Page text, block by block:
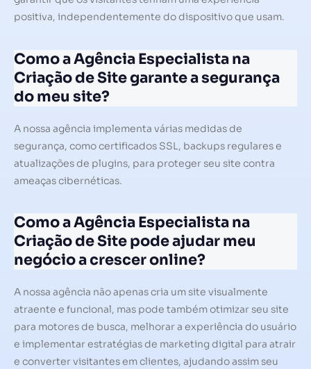
positiva, independentemente do dispositivo que usam.
Como a Agência Especialista na
Criação de Site garante a segurança
do meu site?
A nossa agência implementa várias medidas de
segurança, como certificados SSL, backups regulares e
atualizações de plugins, para proteger seu site contra
ameaças cibernéticas.
Como a Agência Especialista na
Criação de Site pode ajudar meu
negócio a crescer online?
A nossa agência não apenas cria um site visualmente
atraente e funcional, mas pode também otimizar seu site
para motores de busca, melhorar a experiência do usuário
e implementar estratégias de marketing digital para atrair
e converter visitantes em clientes, ajudando assim seu